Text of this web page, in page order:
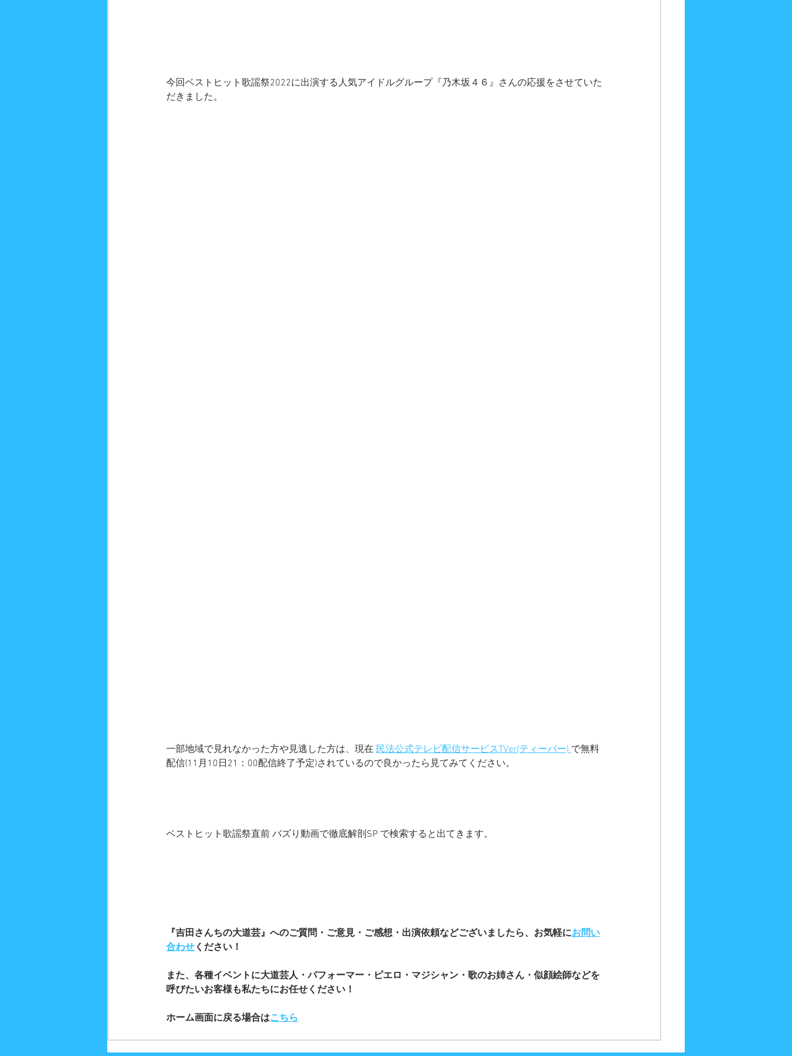
今回ベストヒット歌謡祭2022に出演する人気アイドルグループ『乃木坂４６』さんの応援をさせていた
だきました。
一部地域で見れなかった方や見逃した方は、現在 民法公式テレビ配信サービスTVer(ティーバー) で無料
配信(11月10日21：00配信終了予定)されているので良かったら見てみてください。
ベストヒット歌謡祭直前 バズり動画で徹底解剖SP で検索すると出てきます。
『吉田さんちの大道芸』へのご質問・ご意見・ご感想・出演依頼などございましたら、お気軽にお問い
合わせ ください！
また、各種イベントに大道芸人・パフォーマー・ピエロ・マジシャン・歌のお姉さん・似顔絵師などを
呼びたいお客様も私たちにお任せください！
ホーム画面に戻る場合はこちら